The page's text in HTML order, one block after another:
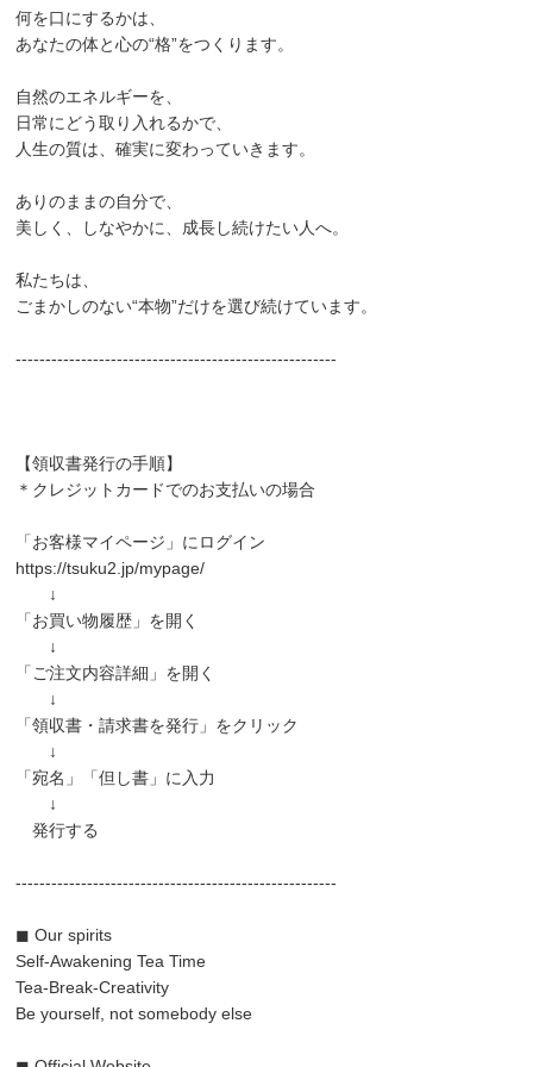
何を口にするかは、
あなたの体と心の“格”をつくります。
自然のエネルギーを、
日常にどう取り入れるかで、
人生の質は、確実に変わっていきます。
ありのままの自分で、
美しく、しなやかに、成長し続けたい人へ。
私たちは、
ごまかしのない“本物”だけを選び続けています。
------------------------------------------------------
【領収書発行の手順】
＊クレジットカードでのお支払いの場合
「お客様マイページ」にログイン
https://tsuku2.jp/mypage/
↓
「お買い物履歴」を開く
↓
「ご注文内容詳細」を開く
↓
「領収書・請求書を発行」をクリック
↓
「宛名」「但し書」に入力
↓
発行する
------------------------------------------------------
◼︎ Our spirits
Self-Awakening Tea Time
Tea-Break-Creativity
Be yourself, not somebody else